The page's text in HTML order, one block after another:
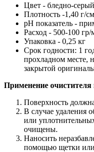
Цвет - бледно-серый
Плотность -1,40 г/
pH показатель -
Расход - 500-100 гр/
Упаковка - 0,25 кг
Срок годности: 1
прохладном месте,
закрытой
Применение
Поверхность
В случае удаления
или
очищены.
Наносить
помощью щетки